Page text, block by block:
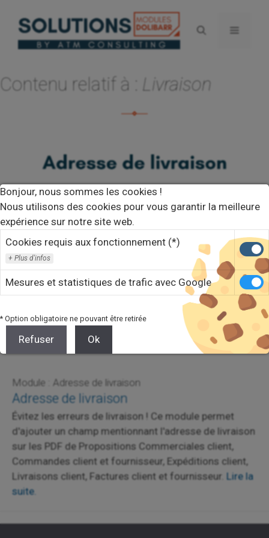
contenu
Contenu relatif à : Livraison
Module : Adresse de livraison
Adresse de livraison
Évitez les erreurs de livraison ! Ce module permet
d'ajouter un champ mentionnant l'adresse de livraison
sur les PDF de Propositions Commerciales client,
Commandes client et fournisseur, Expéditions client,
Livraisons client, Factures client et fournisseur. Lire la
suite.
Bonjour, nous sommes les cookies !
Nous utilisons des cookies pour vous garantir la meilleure
expérience sur notre site web.
Cookies requis aux fonctionnement (*)
Plus d'infos
Mesures et statistiques de trafic avec Google
* Option obligatoire ne pouvant être retirée
Refuser Ok